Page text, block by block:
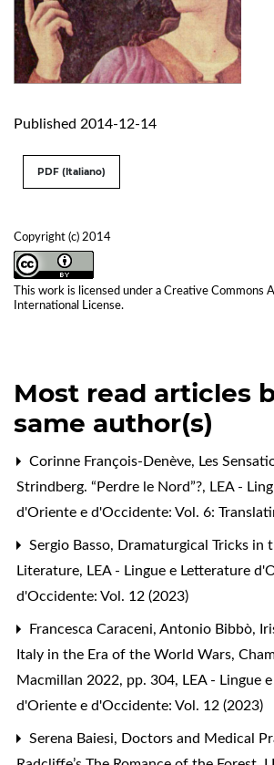
Published 2014-12-14
Copyright (c) 2014
This work is licensed under a Creative Commons
International License.
PDF (Italiano)
Most read articles
same author(s)
Corinne François-Denève, Les
Strindberg. “Perdre le Nord”?, LEA -
d'Oriente e d'Occidente: Vol. 6:
Sergio Basso, Dramaturgical Tricks in
Literature, LEA - Lingue e Letterature
d'Occidente: Vol. 12 (2023)
Francesca Caraceni, Antonio Bibbò,
Italy in the Era of the World Wars,
Macmillan 2022, pp. 304, LEA - Lingue
d'Oriente e d'Occidente: Vol. 12 (2023)
Serena Baiesi, Doctors and Medical